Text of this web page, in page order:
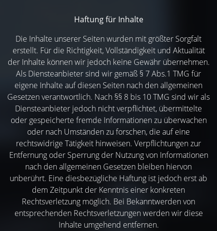
Haftung für Inhalte
Die Inhalte unserer Seiten wurden mit größter Sorgfalt
erstellt. Für die Richtigkeit, Vollständigkeit und Aktualität
der Inhalte können wir jedoch keine Gewähr übernehmen.
Als Diensteanbieter sind wir gemäß § 7 Abs.1 TMG für
eigene Inhalte auf diesen Seiten nach den allgemeinen
Gesetzen verantwortlich. Nach §§ 8 bis 10 TMG sind wir als
Diensteanbieter jedoch nicht verpflichtet, übermittelte
oder gespeicherte fremde Informationen zu überwachen
oder nach Umständen zu forschen, die auf eine
rechtswidrige Tätigkeit hinweisen. Verpflichtungen zur
Entfernung oder Sperrung der Nutzung von Informationen
nach den allgemeinen Gesetzen bleiben hiervon
unberührt. Eine diesbezügliche Haftung ist jedoch erst ab
dem Zeitpunkt der Kenntnis einer konkreten
Rechtsverletzung möglich. Bei Bekanntwerden von
entsprechenden Rechtsverletzungen werden wir diese
Inhalte umgehend entfernen.